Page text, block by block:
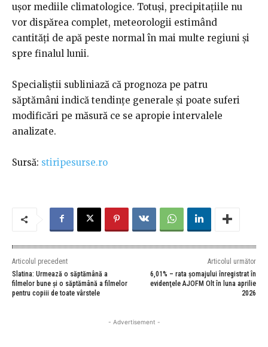
ușor mediile climatologice. Totuși, precipitațiile nu
vor dispărea complet, meteorologii estimând
cantități de apă peste normal în mai multe regiuni și
spre finalul lunii.
Specialiștii subliniază că prognoza pe patru
săptămâni indică tendințe generale și poate suferi
modificări pe măsură ce se apropie intervalele
analizate.
Sursă: stiripesurse.ro
Articolul precedent
Slatina: Urmează o săptămână a
filmelor bune și o săptămână a filmelor
pentru copiii de toate vârstele
Articolul următor
6,01% – rata şomajului înregistrat în
evidenţele AJOFM Olt în luna aprilie
2026
- Advertisement -